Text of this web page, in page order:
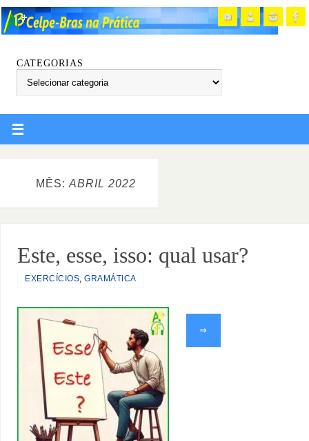
CATEGORIAS
MÊS: ABRIL 2022
Este, esse, isso: qual usar?
EXERCÍCIOS,GRAMÁTICA
⇒